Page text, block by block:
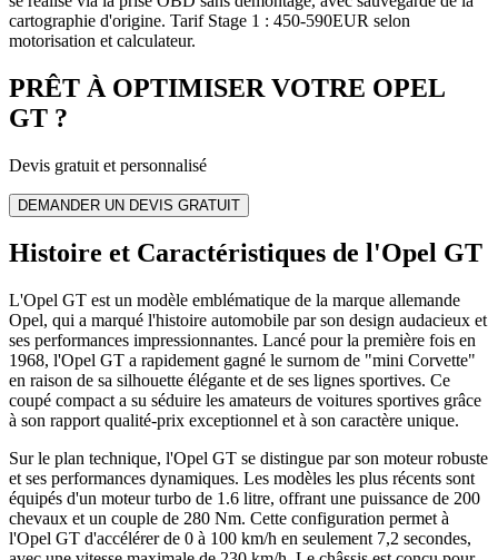
cartographie d'origine. Tarif Stage 1 : 450-590EUR selon
motorisation et calculateur.
PRÊT À OPTIMISER VOTRE OPEL
GT ?
Devis gratuit et personnalisé
DEMANDER UN DEVIS GRATUIT
Histoire et Caractéristiques de l'Opel GT
L'Opel GT est un modèle emblématique de la marque allemande
Opel, qui a marqué l'histoire automobile par son design audacieux et
ses performances impressionnantes. Lancé pour la première fois en
1968, l'Opel GT a rapidement gagné le surnom de "mini Corvette"
en raison de sa silhouette élégante et de ses lignes sportives. Ce
coupé compact a su séduire les amateurs de voitures sportives grâce
à son rapport qualité-prix exceptionnel et à son caractère unique.
Sur le plan technique, l'Opel GT se distingue par son moteur robuste
et ses performances dynamiques. Les modèles les plus récents sont
équipés d'un moteur turbo de 1.6 litre, offrant une puissance de 200
chevaux et un couple de 280 Nm. Cette configuration permet à
l'Opel GT d'accélérer de 0 à 100 km/h en seulement 7,2 secondes,